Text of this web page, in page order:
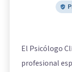
El Psicólogo
profesional